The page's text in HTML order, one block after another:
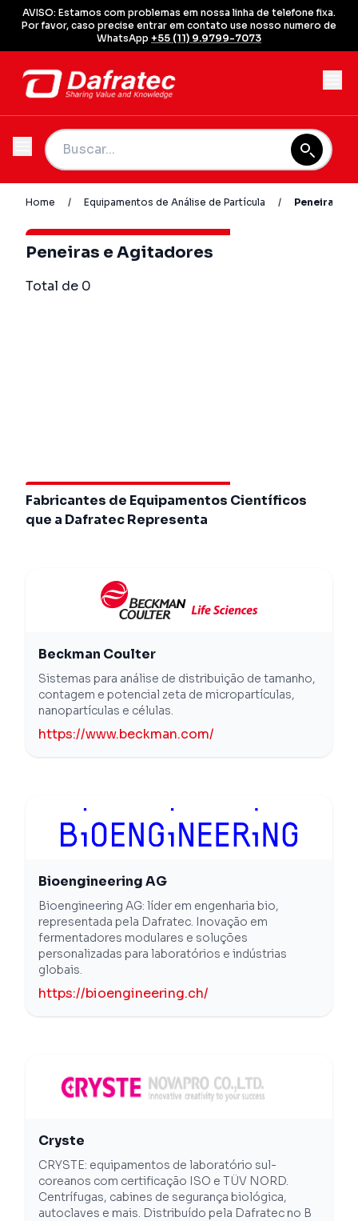
AVISO: Estamos com problemas em nossa linha de telefone fixa.
Por favor, caso precise entrar em contato use nosso numero de
WhatsApp +55 (11) 9.9799-7073
Home / Equipamentos de Análise de Partícula / Peneiras e
Peneiras e Agitadores
Total de 0
Fabricantes de Equipamentos Científicos
que a Dafratec Representa
Beckman Coulter
Sistemas para análise de distribuição de tamanho,
contagem e potencial zeta de micropartículas,
nanopartículas e células.
https://www.beckman.com/
Bioengineering AG
Bioengineering AG: líder em engenharia bio,
representada pela Dafratec. Inovação em
fermentadores modulares e soluções
personalizadas para laboratórios e indústrias
globais.
https://bioengineering.ch/
Cryste
CRYSTE: equipamentos de laboratório sul-
coreanos com certificação ISO e TÜV NORD.
Centrífugas, cabines de segurança biológica,
autoclaves e mais. Distribuído pela Dafratec no B